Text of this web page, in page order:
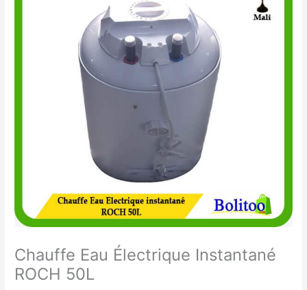
Chauffe Eau Électrique Instantané
ROCH 50L